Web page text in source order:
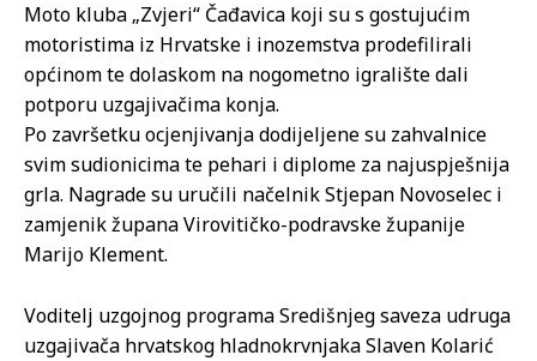
Moto kluba „Zvjeri“ Čađavica koji su s gostujućim
motoristima iz Hrvatske i inozemstva prodefilirali
općinom te dolaskom na nogometno igralište dali
potporu uzgajivačima konja.
Po završetku ocjenjivanja dodijeljene su zahvalnice
svim sudionicima te pehari i diplome za najuspješnija
grla. Nagrade su uručili načelnik Stjepan Novoselec i
zamjenik župana Virovitičko-podravske županije
Marijo Klement.
Voditelj uzgojnog programa Središnjeg saveza udruga
uzgajivača hrvatskog hladnokrvnjaka Slaven Kolarić